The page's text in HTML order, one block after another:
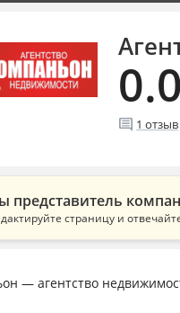
0.0
comment 1 отзыв
представитель
страницу и
— агентство